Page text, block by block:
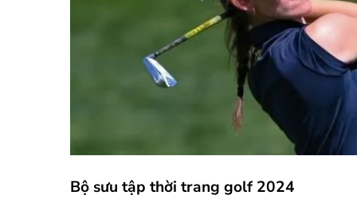
Bộ sưu tập thời trang golf 2024